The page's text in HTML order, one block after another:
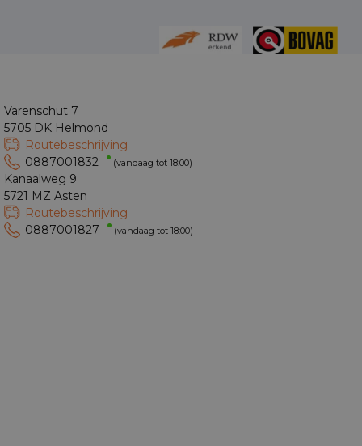
Varenschut 7
5705 DK Helmond
Routebeschrijving
0887001832
(vandaag tot 18:00)
Kanaalweg 9
5721 MZ Asten
Routebeschrijving
0887001827
(vandaag tot 18:00)